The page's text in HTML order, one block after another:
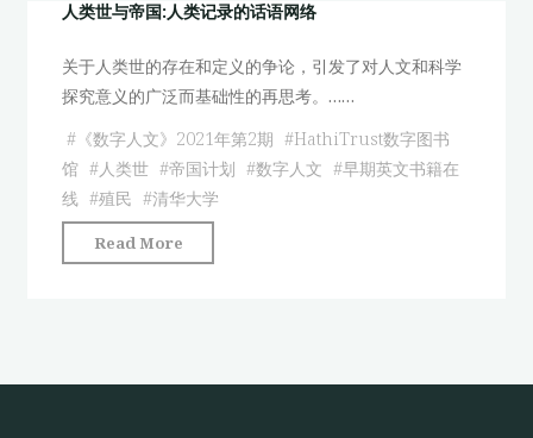
人类世与帝国:人类记录的话语网络
关于人类世的存在和定义的争论，引发了对人文和科学
探究意义的广泛而基础性的再思考。……
#《数字人文》2021年第2期 #HathiTrust数字图书
馆 #人类世 #帝国计划 #数字人文 #早期英文书籍在
线 #殖民 #清华大学
Read More
类
国: